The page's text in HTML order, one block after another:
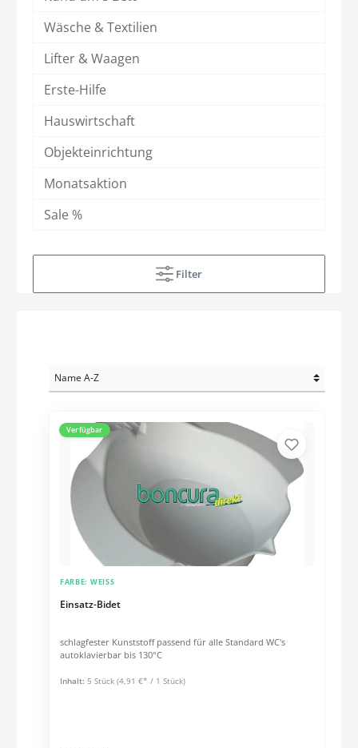
Wäsche & Textilien
Lifter & Waagen
Erste-Hilfe
Hauswirtschaft
Objekteinrichtung
Monatsaktion
Sale %
Filter
Verfügbar
Einsatz-Bidet
FARBE: WEISS
schlagfester Kunststoff passend für alle Standard WC's
autoklavierbar bis 130°C
Inhalt: 5 Stück (4,91 €* / 1 Stück)